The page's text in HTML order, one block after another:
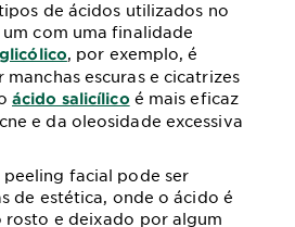
de ácidos utilizados no
com uma finalidade
, por exemplo, é
escuras e cicatrizes
ácido salicílico é mais eficaz
e da oleosidade excessiva
facial pode ser
de estética, onde o ácido é
rosto e deixado por algum